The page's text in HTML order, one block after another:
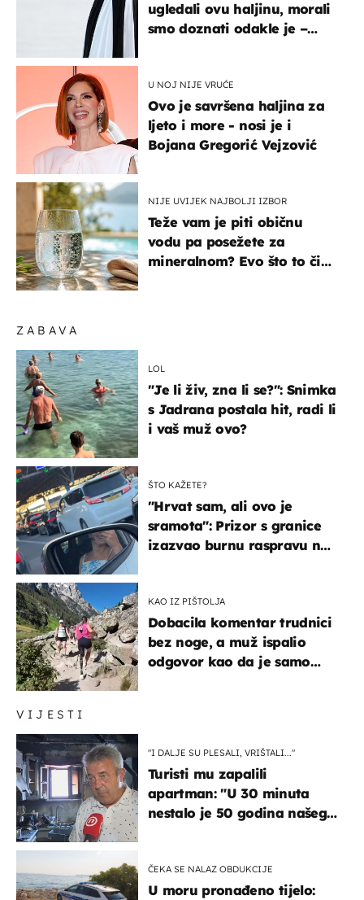
VIJESTI
"I DALJE SU PLESALI, VRIŠTALI..."
Turisti mu zapalili
apartman: "U 30 minuta
nestalo je 50 godina našeg
ČEKA SE NALAZ OBDUKCIJE
U moru pronađeno tijelo:
ZABAVA
LOL
"Je li živ, zna li se?": Snimka
s Jadrana postala hit, radi li
i vaš muž ovo?
ŠTO KAŽETE?
"Hrvat sam, ali ovo je
sramota": Prizor s granice
izazvao burnu raspravu na
KAO IZ PIŠTOLJA
Dobacila komentar trudnici
bez noge, a muž ispalio
odgovor kao da je samo
ugledali ovu haljinu, morali
smo doznati odakle je –
U NOJ NIJE VRUĆE
Ovo je savršena haljina za
ljeto i more - nosi je i
Bojana Gregorić Vejzović
NIJE UVIJEK NAJBOLJI IZBOR
Teže vam je piti običnu
vodu pa posežete za
mineralnom? Evo što to čini